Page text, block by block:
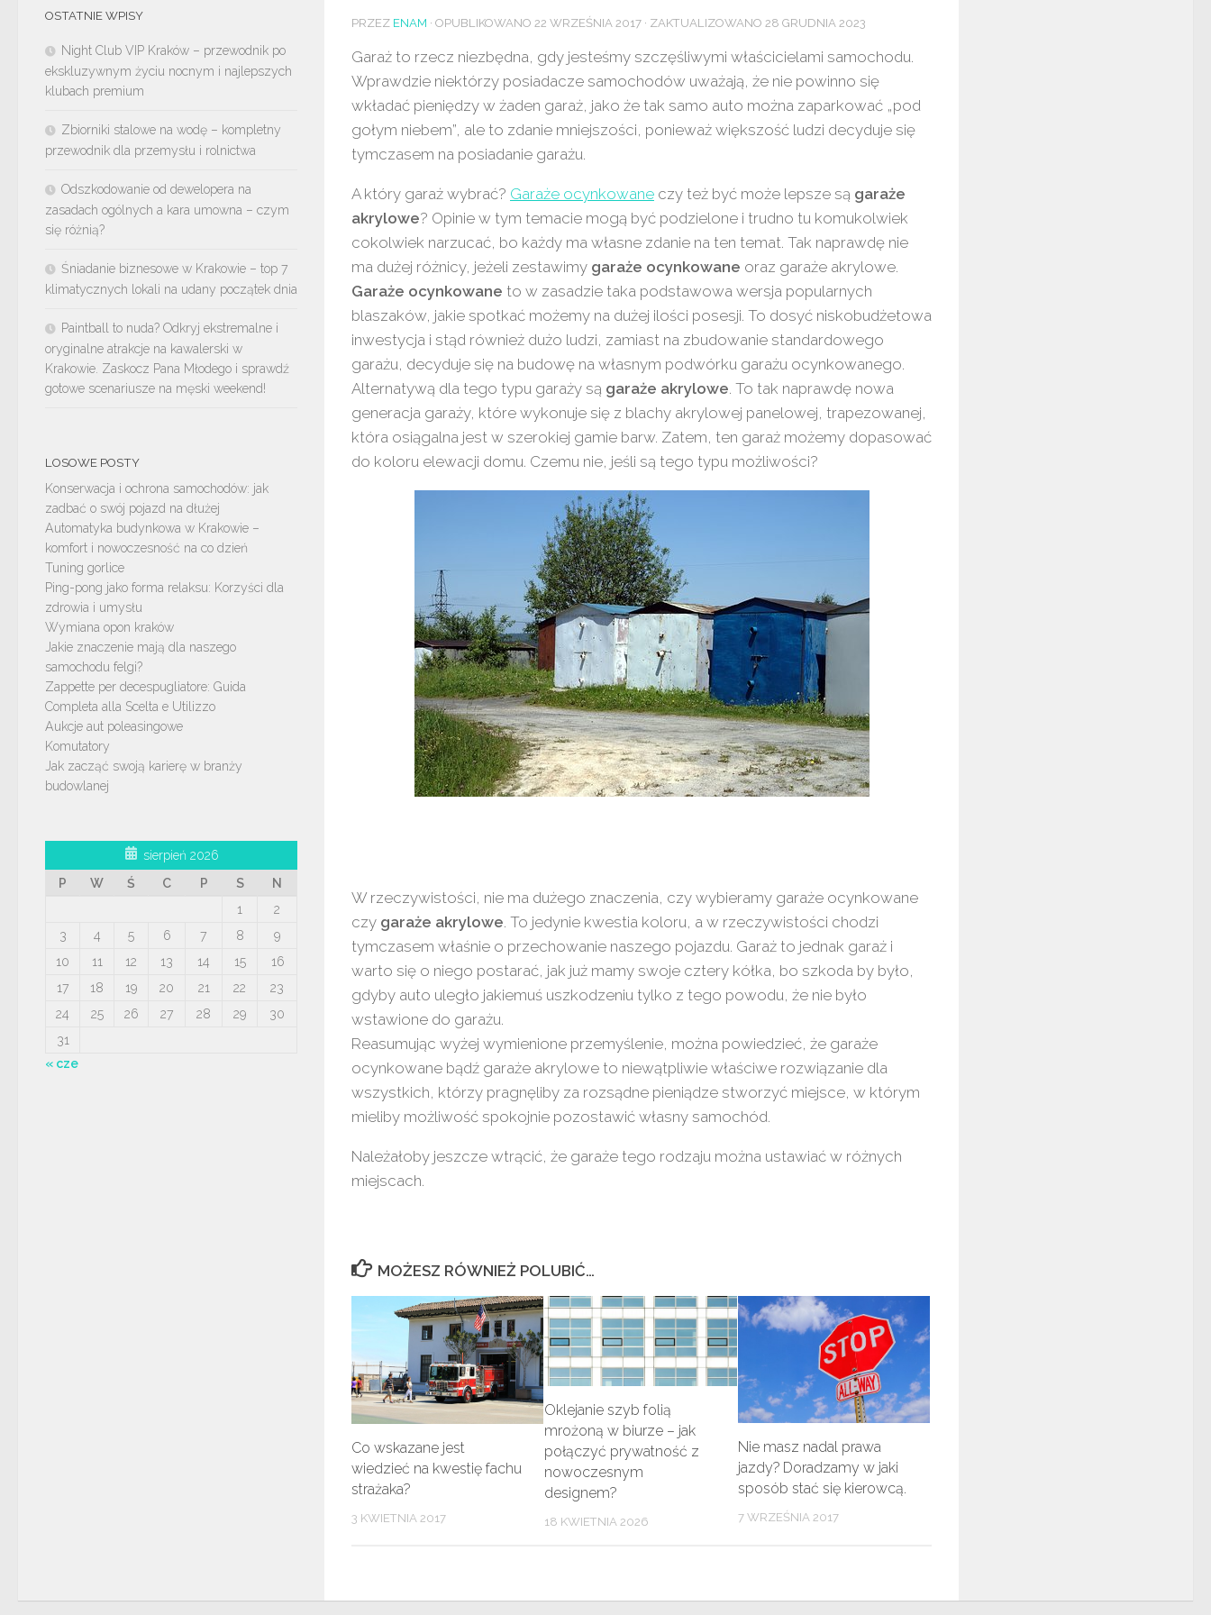
PRZEZ ENAM · OPUBLIKOWANO 22 WRZEŚNIA 2017 · ZAKTUALIZOWANO 28 GRUDNIA 2023
Garaż to rzecz niezbędna, gdy jesteśmy szczęśliwymi właścicielami samochodu.
Wprawdzie niektórzy posiadacze samochodów uważają, że nie powinno się
wkładać pieniędzy w żaden garaż, jako że tak samo auto można zaparkować „pod
gołym niebem”, ale to zdanie mniejszości, ponieważ większość ludzi decyduje się
tymczasem na posiadanie garażu.
A który garaż wybrać? Garaże ocynkowane czy też być może lepsze są garaże
akrylowe? Opinie w tym temacie mogą być podzielone i trudno tu komukolwiek
cokolwiek narzucać, bo każdy ma własne zdanie na ten temat. Tak naprawdę nie
ma dużej różnicy, jeżeli zestawimy garaże ocynkowane oraz garaże akrylowe.
Garaże ocynkowane to w zasadzie taka podstawowa wersja popularnych
blaszaków, jakie spotkać możemy na dużej ilości posesji. To dosyć niskobudżetowa
inwestycja i stąd również dużo ludzi, zamiast na zbudowanie standardowego
garażu, decyduje się na budowę na własnym podwórku garażu ocynkowanego.
Alternatywą dla tego typu garaży są garaże akrylowe. To tak naprawdę nowa
generacja garaży, które wykonuje się z blachy akrylowej panelowej, trapezowanej,
która osiągalna jest w szerokiej gamie barw. Zatem, ten garaż możemy dopasować
do koloru elewacji domu. Czemu nie, jeśli są tego typu możliwości?
W rzeczywistości, nie ma dużego znaczenia, czy wybieramy garaże ocynkowane
czy garaże akrylowe. To jedynie kwestia koloru, a w rzeczywistości chodzi
tymczasem właśnie o przechowanie naszego pojazdu. Garaż to jednak garaż i
warto się o niego postarać, jak już mamy swoje cztery kółka, bo szkoda by było,
gdyby auto uległo jakiemuś uszkodzeniu tylko z tego powodu, że nie było
wstawione do garażu.
Reasumując wyżej wymienione przemyślenie, można powiedzieć, że garaże
ocynkowane bądź garaże akrylowe to niewątpliwie właściwe rozwiązanie dla
wszystkich, którzy pragnęliby za rozsądne pieniądze stworzyć miejsce, w którym
mieliby możliwość spokojnie pozostawić własny samochód.
Należałoby jeszcze wtrącić, że garaże tego rodzaju można ustawiać w różnych
miejscach.
MOŻESZ RÓWNIEŻ POLUBIĆ…
Co wskazane jest
wiedzieć na kwestię fachu
strażaka?
3 KWIETNIA 2017
Oklejanie szyb folią
mrożoną w biurze – jak
połączyć prywatność z
nowoczesnym
designem?
18 KWIETNIA 2026
Nie masz nadal prawa
jazdy? Doradzamy w jaki
sposób stać się kierowcą.
7 WRZEŚNIA 2017
OSTATNIE WPISY
Night Club VIP Kraków – przewodnik po
ekskluzywnym życiu nocnym i najlepszych
klubach premium
Zbiorniki stalowe na wodę – kompletny
przewodnik dla przemysłu i rolnictwa
Odszkodowanie od dewelopera na
zasadach ogólnych a kara umowna – czym
się różnią?
Śniadanie biznesowe w Krakowie – top 7
klimatycznych lokali na udany początek dnia
Paintball to nuda? Odkryj ekstremalne i
oryginalne atrakcje na kawalerski w
Krakowie. Zaskocz Pana Młodego i sprawdź
gotowe scenariusze na męski weekend!
LOSOWE POSTY
Konserwacja i ochrona samochodów: jak
zadbać o swój pojazd na dłużej
Automatyka budynkowa w Krakowie –
komfort i nowoczesność na co dzień
Tuning gorlice
Ping-pong jako forma relaksu: Korzyści dla
zdrowia i umysłu
Wymiana opon kraków
Jakie znaczenie mają dla naszego
samochodu felgi?
Zappette per decespugliatore: Guida
Completa alla Scelta e Utilizzo
Aukcje aut poleasingowe
Komutatory
Jak zacząć swoją karierę w branży
budowlanej
sierpień 2026
P
W Ś C P S
N
1
2
3
4 5 6 7 8
9
10
11 12 13 14 15
16
17
18 19 20 21 22
23
24
25 26 27 28 29
30
31
« cze